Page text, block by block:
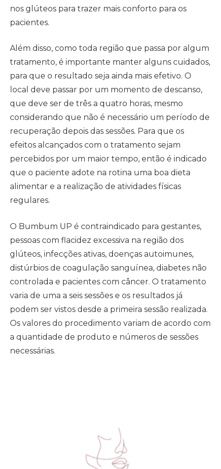
nos glúteos para trazer mais conforto para os
pacientes.
Além disso, como toda região que passa por algum
tratamento, é importante manter alguns cuidados,
para que o resultado seja ainda mais efetivo. O
local deve passar por um momento de descanso,
que deve ser de três a quatro horas, mesmo
considerando que não é necessário um período de
recuperação depois das sessões. Para que os
efeitos alcançados com o tratamento sejam
percebidos por um maior tempo, então é indicado
que o paciente adote na rotina uma boa dieta
alimentar e a realização de atividades físicas
regulares.
O Bumbum UP é contraindicado para gestantes,
pessoas com flacidez excessiva na região dos
glúteos, infecções ativas, doenças autoimunes,
distúrbios de coagulação sanguínea, diabetes não
controlada e pacientes com câncer. O tratamento
varia de uma a seis sessões e os resultados já
podem ser vistos desde a primeira sessão realizada.
Os valores do procedimento variam de acordo com
a quantidade de produto e números de sessões
necessárias.